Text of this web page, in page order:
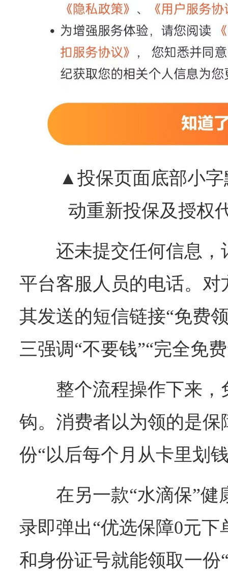
▲投保页面底部小
动重新投保及授权
还未提交任何信息
平台客服人员的电话。
其发送的短信链接“免费
三强调“不要钱”“完全免
整个流程操作下来
钩。消费者以为领的是
份“以后每个月从卡里划
在另一款“水滴保”
录即弹出“优选保障0元下
和身份证号就能领取一份